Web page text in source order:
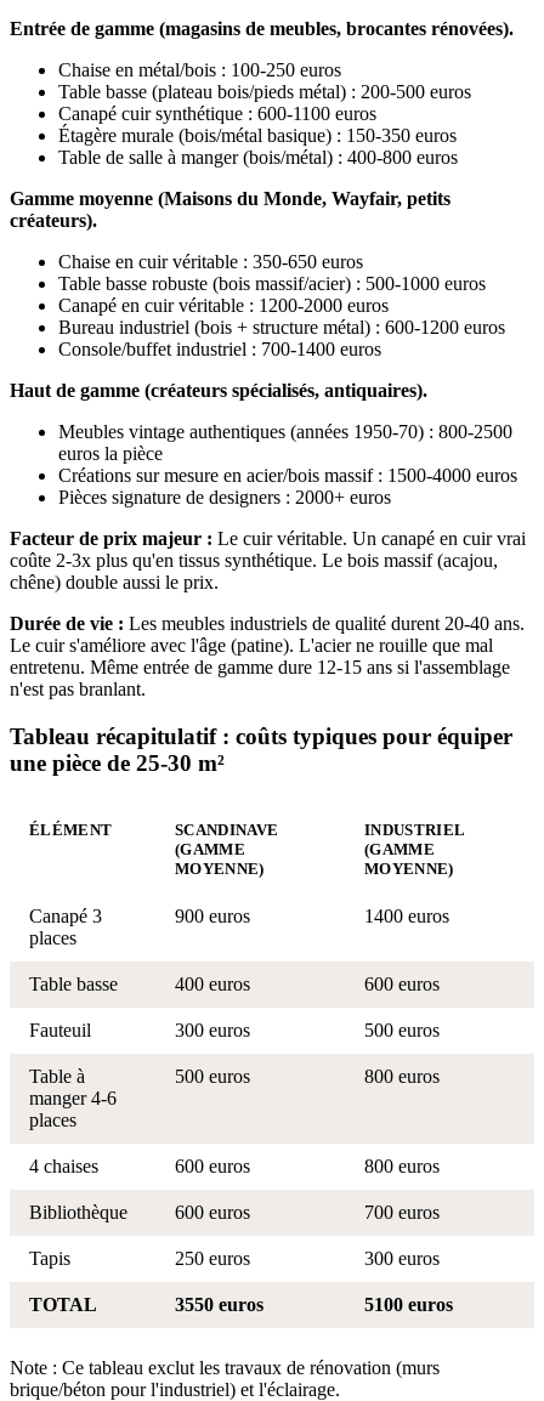
Entrée de gamme (magasins de meubles, brocantes rénovées).
Chaise en métal/bois : 100-250 euros
Table basse (plateau bois/pieds métal) : 200-500 euros
Canapé cuir synthétique : 600-1100 euros
Étagère murale (bois/métal basique) : 150-350 euros
Table de salle à manger (bois/métal) : 400-800 euros
Gamme moyenne (Maisons du Monde, Wayfair, petits
créateurs).
Chaise en cuir véritable : 350-650 euros
Table basse robuste (bois massif/acier) : 500-1000 euros
Canapé en cuir véritable : 1200-2000 euros
Bureau industriel (bois + structure métal) : 600-1200 euros
Console/buffet industriel : 700-1400 euros
Haut de gamme (créateurs spécialisés, antiquaires).
Meubles vintage authentiques (années 1950-70) : 800-2500
euros la pièce
Créations sur mesure en acier/bois massif : 1500-4000 euros
Pièces signature de designers : 2000+ euros
Facteur de prix majeur : Le cuir véritable. Un canapé en cuir vrai
coûte 2-3x plus qu'en tissus synthétique. Le bois massif (acajou,
chêne) double aussi le prix.
Durée de vie : Les meubles industriels de qualité durent 20-40 ans.
Le cuir s'améliore avec l'âge (patine). L'acier ne rouille que mal
entretenu. Même entrée de gamme dure 12-15 ans si l'assemblage
n'est pas branlant.
Tableau récapitulatif : coûts typiques pour équiper
une pièce de 25-30 m²
ÉLÉMENT
SCANDINAVE
(GAMME
MOYENNE)
INDUSTRIEL
(GAMME
MOYENNE)
Canapé 3
places
900 euros 1400 euros
Table basse 400 euros 600 euros
Fauteuil 300 euros 500 euros
Table à
manger 4-6
places
500 euros 800 euros
4 chaises 600 euros 800 euros
Bibliothèque 600 euros 700 euros
Tapis 250 euros 300 euros
TOTAL 3550 euros 5100 euros
Note : Ce tableau exclut les travaux de rénovation (murs
brique/béton pour l'industriel) et l'éclairage.